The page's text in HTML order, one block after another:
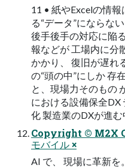
11 • 紙やExcelの情
る“データ”にならな
後手後手の対応に陥
報などが 工場内に分
かかり、 復旧が遅れ
の“頭の中”にしか 存
と、現場力そのもの
における設備保全DX
化 製造業のDXが進
Copyright © M2X
モバイル ×
AI で、 現場に革新